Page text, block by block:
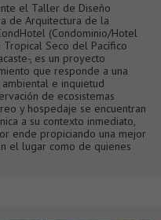
el Taller de Diseño
de Arquitectura de la
(Condominio/Hotel
Seco del Pacífico
, es un proyecto
que responde a una
e inquietud
de ecosistemas
y hospedaje se encuentran
a su contexto inmediato,
ende propiciando una mejor
el lugar como de quienes